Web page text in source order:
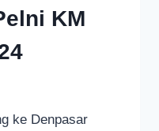
KM
ke Denpasar